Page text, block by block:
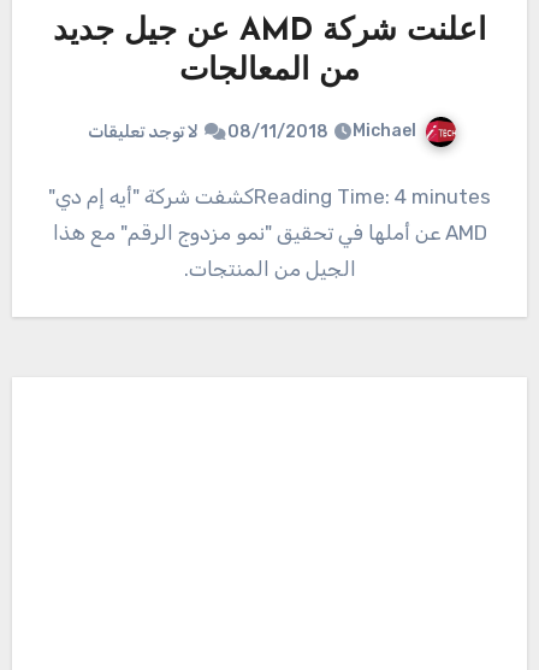
اعلنت شركة AMD عن جيل جديد
من المعالجات
Michael
08/11/2018 لا توجد تعليقات
Reading Time: 4 minutesكشفت شركة "أيه إم دي"
AMD عن أملها في تحقيق "نمو مزدوج الرقم" مع هذا
الجيل من المنتجات.